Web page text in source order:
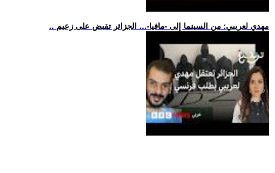
.. مهدي لعريبي: من السينما إلى -مافيا-... الجزائر تقبض على زعيم